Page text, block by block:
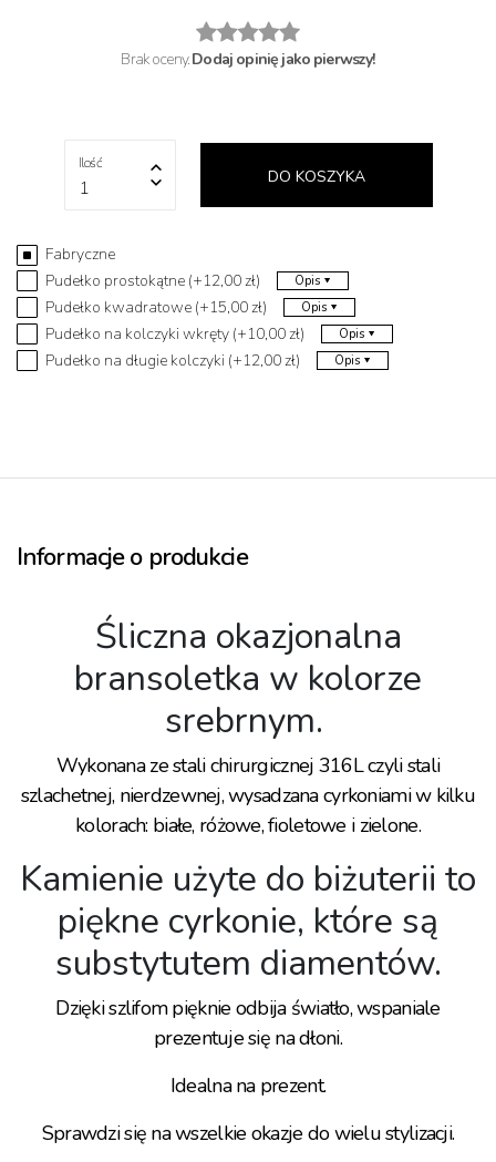
Brak oceny.Dodaj opinię jako pierwszy!
Ilość
1 DO KOSZYKA
Fabryczne
Pudełko prostokątne (+12,00 zł)
Opis
Pudełko kwadratowe (+15,00 zł) Opis
Pudełko na kolczyki wkręty (+10,00 zł) Opis
Pudełko na długie kolczyki (+12,00 zł) Opis
Informacje o produkcie
Śliczna okazjonalna
bransoletka w kolorze
srebrnym.
Wykonana ze stali chirurgicznej 316L czyli stali
szlachetnej, nierdzewnej, wysadzana cyrkoniami w kilku
kolorach: białe, różowe, fioletowe i zielone.
Kamienie użyte do biżuterii to
piękne cyrkonie, które są
substytutem diamentów.
Dzięki szlifom pięknie odbija światło, wspaniale
prezentuje się na dłoni.
Idealna na prezent.
Sprawdzi się na wszelkie okazje do wielu stylizacji.